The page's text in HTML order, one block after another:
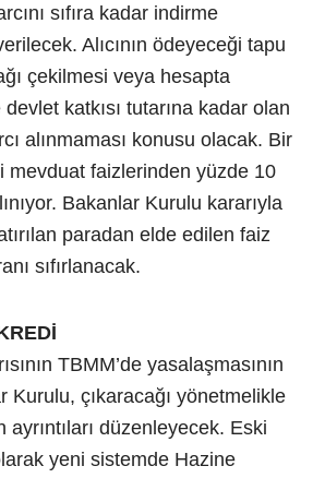
sıfıra kadar indirme
Alıcının ödeyeceği tapu
çekilmesi veya hesapta
katkısı tutarına kadar olan
alınmaması konusu olacak. Bir
mevduat faizlerinden yüzde 10
Bakanlar Kurulu kararıyla
paradan elde edilen faiz
sıfırlanacak.
TBMM’de yasalaşmasının
Kurulu, çıkaracağı yönetmelikle
düzenleyecek. Eski
yeni sistemde Hazine